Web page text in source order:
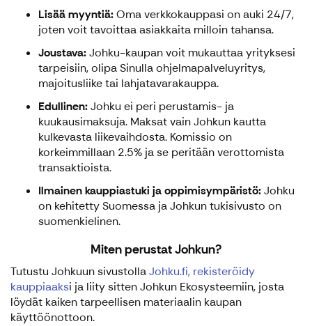
Lisää myyntiä:Oma verkkokauppasi on auki 24/7,
joten voit tavoittaa asiakkaita milloin tahansa.
Joustava:Johku-kaupan voit mukauttaa yrityksesi
tarpeisiin, olipa Sinulla ohjelmapalveluyritys,
majoitusliike tai lahjatavarakauppa.
Edullinen:Johku ei peri perustamis- ja
kuukausimaksuja. Maksat vain Johkun kautta
kulkevasta liikevaihdosta. Komissio on
korkeimmillaan 2.5% ja se peritään verottomista
transaktioista.
Ilmainen kauppiastuki ja oppimisympäristö:Johku
on kehitetty Suomessa ja Johkun tukisivusto on
suomenkielinen.
Miten perustat Johkun?
Tutustu Johkuun sivustollaJohku.fi, rekisteröidy
kauppiaaksi ja liity sitten Johkun Ekosysteemiin, josta
löydät kaiken tarpeellisen materiaalin kaupan
käyttöönottoon.